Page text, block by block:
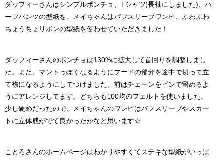
ダッフィーさんはシンプルポンチョ、Tシャツ(長袖にしました)、ハ
ーフパンツの型紙を、メイちゃんはパフスリーブワンピ、ふわふわ
ちょうちょリボンの型紙を使わせていただきました！
ダッフィーさんのポンチョは130%に拡大して首回りを調整しまし
た。また、マントっぽくなるようにフードの部分を途中で切って立
て襟になるようにしてつけました。前はチェーンをピンで留めるよ
うにアレンジしてます。どちらも100均のフェルトを使いました。
少し硬めだったので、メイちゃんのワンピはパフスリーブやスカー
トに立体感がでて良かったかなと思います☆
ことろさんのホームページはわかりやすくてステキな型紙がいっぱ